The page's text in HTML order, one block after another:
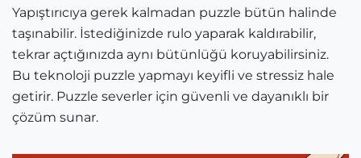
Yapıştırıcıya gerek kalmadan puzzle bütün halinde
taşınabilir. İstediğinizde rulo yaparak kaldırabilir,
tekrar açtığınızda aynı bütünlüğü koruyabilirsiniz.
Bu teknoloji puzzle yapmayı keyifli ve stressiz hale
getirir. Puzzle severler için güvenli ve dayanıklı bir
çözüm sunar.